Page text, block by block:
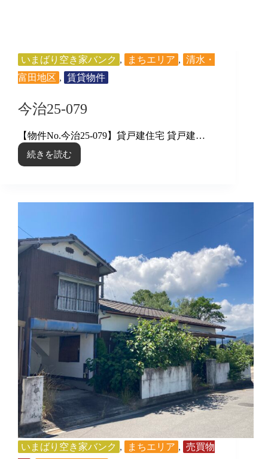
いまばり空き家バンク , まちエリア , 清水・
富田地区 , 賃貸物件
今治25-079
【物件No.今治25-079】貸戸建住宅 貸戸建…
続きを読む
今
いまばり空き家バンク , まちエリア , 売買物